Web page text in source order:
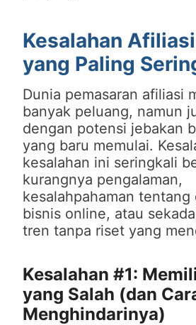
Kesalahan
yang Paling
Dunia pemasaran afiliasi
banyak peluang, namun
dengan potensi jebakan
yang baru memulai.
kesalahan ini seringkali
kurangnya pengalaman,
kesalahpahaman tentang
bisnis online, atau
tren tanpa riset yang
Kesalahan #1:
yang Salah (dan
Menghindarinya)